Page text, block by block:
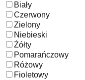
Biały
Czerwony
Zielony
Niebieski
Żółty
Pomarańczowy
Różowy
Fioletowy